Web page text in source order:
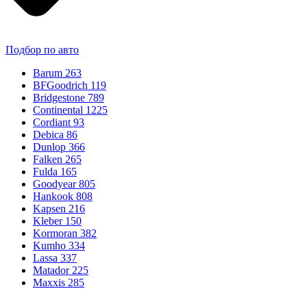
Подбор по авто
Barum 263
BFGoodrich 119
Bridgestone 789
Continental 1225
Cordiant 93
Debica 86
Dunlop 366
Falken 265
Fulda 165
Goodyear 805
Hankook 808
Kapsen 216
Kleber 150
Kormoran 382
Kumho 334
Lassa 337
Matador 225
Maxxis 285